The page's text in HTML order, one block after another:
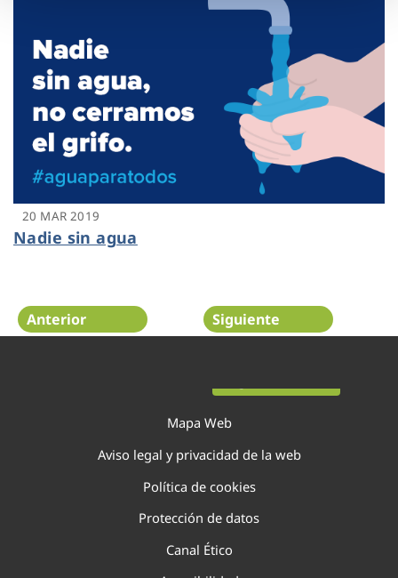
20 MAR 2019
Nadie sin agua
Anterior Siguiente
Mapa Web
Aviso legal y privacidad de la web
Política de cookies
Protección de datos
Canal Ético